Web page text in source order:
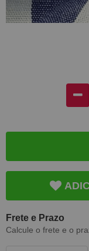
Frete e Prazo
Calcule o frete e o